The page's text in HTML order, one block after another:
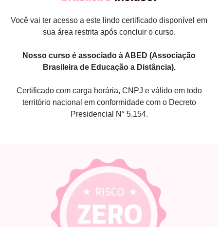
Você vai ter acesso a este lindo certificado disponível em
sua área restrita após concluir o curso.
Nosso curso é associado à ABED (Associação
Brasileira de Educação a Distância).
Certificado com carga horária, CNPJ e válido em todo
território nacional em conformidade com o Decreto
Presidencial N° 5.154.